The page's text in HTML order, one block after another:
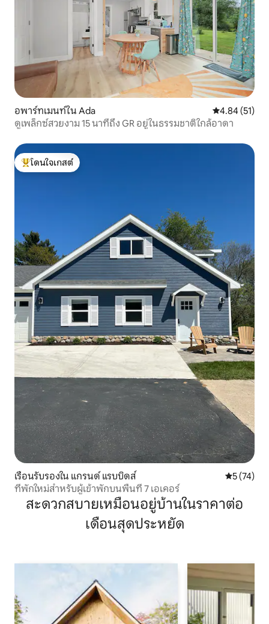
อพาร์ทเมนท์ใน Ada คะแนนเฉลี่ย
4.84 (51)
ดูเพล็กซ์สวยงาม 15 นาทีถึง GR อยู่ในธรรมชาติใกล้อาดา
โดนใจเกสต์ที่สุด
โดนใจเกสต์
เรือนรับรองใน แกรนด์ แรบบิดส์ คะแนนเฉลี่
5 (74)
ที่พักใหม่สำหรับผู้เข้าพักบนพื้นที่ 7 เอเคอร์
สะดวกสบายเหมือนอยู่บ้านในราคาต่อ
เดือนสุดประหยัด